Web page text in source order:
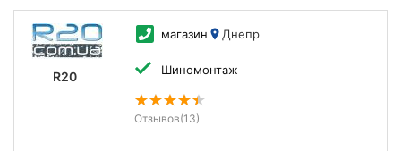
R20
магазин Днепр
Шиномонтаж
Отзывов(13)